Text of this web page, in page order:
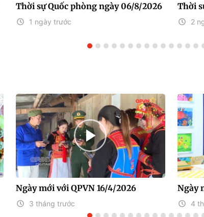
Thời sự Quốc phòng ngày 06/8/2026
1 ngày trước
Thời
2
Ngày mới với QPVN 16/4/2026
3 tháng trước
Ngày
4